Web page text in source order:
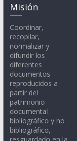
Misión
Coordinar,
recopilar,
normalizar y
difundir los
diferentes
documentos
reproducidos a
partir del
patrimonio
documental
bibliográfico y no
bibliográfico,